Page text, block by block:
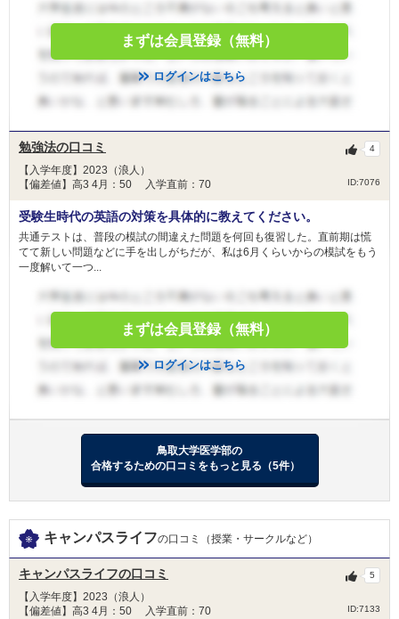
給付奨学生について、
適格認定における学業成績の基準を基にGPA値
（累積）の高い者から順に
日本学生支援機構の第一種奨学生（併用貸与を含
む）について、 適格認定における学業成績の基
120人を対象者とする。
※1年次にあっては高等学校における成績の平均
値
免除 -
備考 -
まずは会員登録（無料）
ログインはこちら
勉強法の口コミ
【入学年度】2023（浪人）
【偏差値】高3 4月：50 入学直前：70
ID:7076
4
受験生時代の英語の対策を具体的に教えてください。
共通テストは、普段の模試の間違えた問題を何回も復習した。直前期は慌
てて新しい問題などに手を出しがちだが、私は6月くらいからの模試をもう
一度解いて一つ...
まずは会員登録（無料）
ログインはこちら
鳥取大学医学部の
合格するための口コミをもっと見る（5件）
キャンパスライフの口コミ（授業・サークルなど）
キャンパスライフの口コミ
【入学年度】2023（浪人）
【偏差値】高3 4月：50 入学直前：70
ID:7133
5